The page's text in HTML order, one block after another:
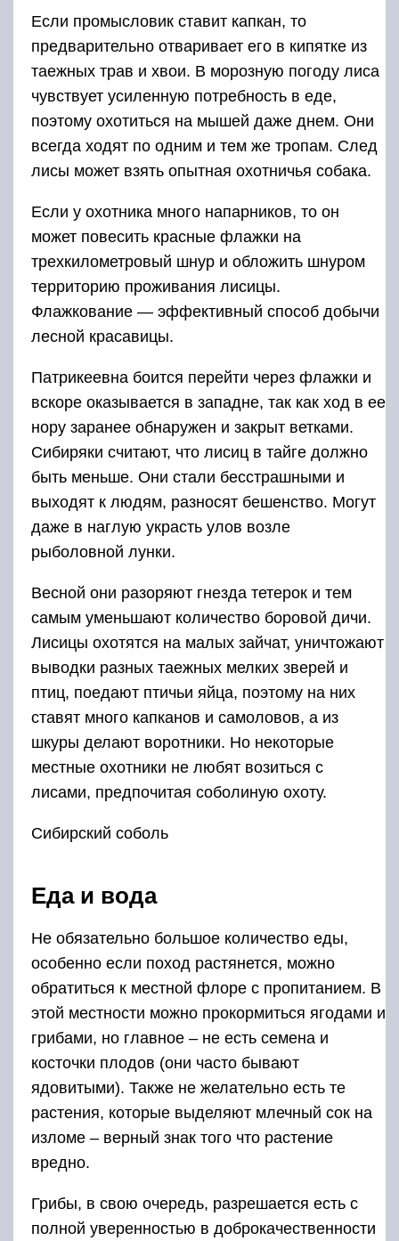
Если промысловик ставит капкан, то
предварительно отваривает его в кипятке из
таежных трав и хвои. В морозную погоду лиса
чувствует усиленную потребность в еде,
поэтому охотиться на мышей даже днем. Они
всегда ходят по одним и тем же тропам. След
лисы может взять опытная охотничья собака.
Если у охотника много напарников, то он
может повесить красные флажки на
трехкилометровый шнур и обложить шнуром
территорию проживания лисицы.
Флажкование — эффективный способ добычи
лесной красавицы.
Патрикеевна боится перейти через флажки и
вскоре оказывается в западне, так как ход в ее
нору заранее обнаружен и закрыт ветками.
Сибиряки считают, что лисиц в тайге должно
быть меньше. Они стали бесстрашными и
выходят к людям, разносят бешенство. Могут
даже в наглую украсть улов возле
рыболовной лунки.
Весной они разоряют гнезда тетерок и тем
самым уменьшают количество боровой дичи.
Лисицы охотятся на малых зайчат, уничтожают
выводки разных таежных мелких зверей и
птиц, поедают птичьи яйца, поэтому на них
ставят много капканов и самоловов, а из
шкуры делают воротники. Но некоторые
местные охотники не любят возиться с
лисами, предпочитая соболиную охоту.
Сибирский соболь
Еда и вода
Не обязательно большое количество еды,
особенно если поход растянется, можно
обратиться к местной флоре с пропитанием. В
этой местности можно прокормиться ягодами и
грибами, но главное – не есть семена и
косточки плодов (они часто бывают
ядовитыми). Также не желательно есть те
растения, которые выделяют млечный сок на
изломе – верный знак того что растение
вредно.
Грибы, в свою очередь, разрешается есть с
полной уверенностью в доброкачественности